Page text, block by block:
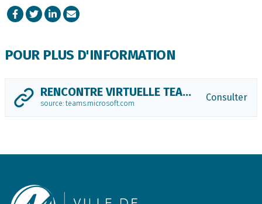
Facebook
TwitterLinkedIn
Courriel
POUR PLUS D'INFORMATION
RENCONTRE VIRTUELLE TEAMS
source: teams.microsoft.com
Consulter